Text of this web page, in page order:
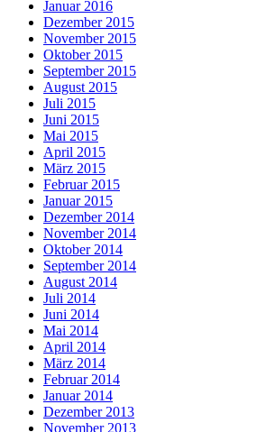
Januar 2016
Dezember 2015
November 2015
Oktober 2015
September 2015
August 2015
Juli 2015
Juni 2015
Mai 2015
April 2015
März 2015
Februar 2015
Januar 2015
Dezember 2014
November 2014
Oktober 2014
September 2014
August 2014
Juli 2014
Juni 2014
Mai 2014
April 2014
März 2014
Februar 2014
Januar 2014
Dezember 2013
November 2013